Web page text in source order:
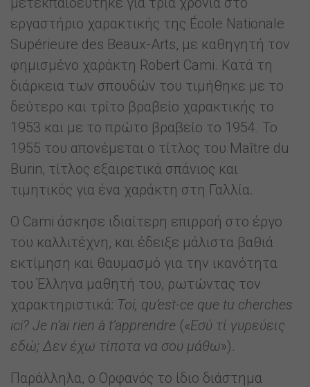
εργαστήριο χαρακτικής της École Nationale
Supérieure des Beaux-Arts, με καθηγητή τον
φημισμένο χαράκτη Robert Cami. Κατά τη
διάρκεια των σπουδών του τιμήθηκε με το
δεύτερο και τρίτο βραβείο χαρακτικής το
1953 και με το πρώτο βραβείο το 1954. Το
1955 του απονέμεται ο τίτλος του Maître du
Burin, τίτλος εξαιρετικά σπάνιος και
τιμητικός για ένα χαράκτη στη Γαλλία.
Ο Cami άσκησε ιδιαίτερη επιρροή στο έργο
του καλλιτέχνη, και έδειξε μάλιστα βαθιά
εκτίμηση και θαυμασμό για την ικανότητα
του Έλληνα μαθητή του, ρωτώντας τον
χαρακτηριστικά: Toi, qu’est-ce que tu cherches
ici? Je n’ai rien à t’apprendre («Εσύ τί γυρεύεις
εδώ; Δεν έχω τίποτα να σου μάθω»).
Παράλληλα, ο Ορφανός το ίδιο διάστημα